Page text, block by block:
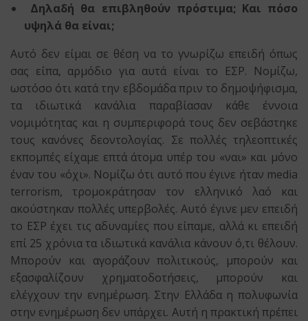
Δηλαδή θα επιβληθούν πρόστιμα; Και πόσο
υψηλά θα είναι;
Αυτό δεν είμαι σε θέση να το γνωρίζω επειδή όπως
σας είπα, αρμόδιο για αυτά είναι το ΕΣΡ. Νομίζω,
ωστόσο ότι κατά την εβδομάδα πριν το δημοψήφισμα,
τα ιδιωτικά κανάλια παραβίασαν κάθε έννοια
νομιμότητας και η συμπεριφορά τους δεν σεβάστηκε
τους κανόνες δεοντολογίας. Σε πολλές τηλεοπτικές
εκπομπές είχαμε επτά άτομα υπέρ του «ναι» και μόνο
έναν του «όχι». Νομίζω ότι αυτό που έγινε ήταν media
terrorism, τρομοκράτησαν τον ελληνικό λαό και
ακούστηκαν πολλές υπερβολές. Αυτό έγινε μεν επειδή
το ΕΣΡ έχει τις αδυναμίες που είπαμε, αλλά κι επειδή
επί 25 χρόνια τα ιδιωτικά κανάλια κάνουν ό,τι θέλουν.
Μπορούν και αγοράζουν πολιτικούς, μπορούν και
εξασφαλίζουν χρηματοδοτήσεις, μπορούν και
ελέγχουν την ενημέρωση. Στην Ελλάδα η πολυφωνία
στην ενημέρωση δεν υπάρχει. Αυτή η πρακτική πρέπει